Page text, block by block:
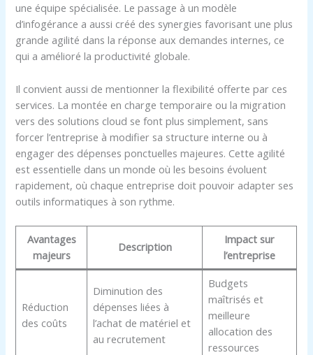
une équipe spécialisée. Le passage à un modèle
d’infogérance a aussi créé des synergies favorisant une plus
grande agilité dans la réponse aux demandes internes, ce
qui a amélioré la productivité globale.
Il convient aussi de mentionner la flexibilité offerte par ces
services. La montée en charge temporaire ou la migration
vers des solutions cloud se font plus simplement, sans
forcer l’entreprise à modifier sa structure interne ou à
engager des dépenses ponctuelles majeures. Cette agilité
est essentielle dans un monde où les besoins évoluent
rapidement, où chaque entreprise doit pouvoir adapter ses
outils informatiques à son rythme.
Avantages
majeurs
Description
Impact sur
l’entreprise
Réduction
des coûts
Diminution des
dépenses liées à
l’achat de matériel et
au recrutement
Budgets
maîtrisés et
meilleure
allocation des
ressources